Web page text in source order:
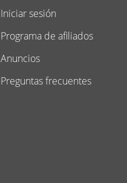
Iniciar sesión
Programa de afiliados
Anuncios
Preguntas frecuentes